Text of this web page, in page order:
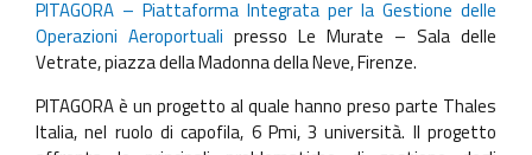
PITAGORA – Piattaforma Integrata per la Gestione delle
Operazioni Aeroportuali presso Le Murate – Sala delle
Vetrate, piazza della Madonna della Neve, Firenze.
PITAGORA è un progetto al quale hanno preso parte Thales
Italia, nel ruolo di capofila, 6 Pmi, 3 università. Il progetto